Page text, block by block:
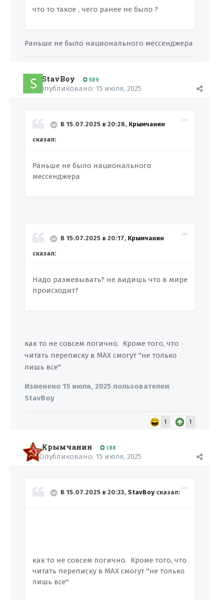
что то такое , чего ранее не было ?
Раньше не было национального мессенджера
StavBoy 589
Опубликовано: 15 июля, 2025
В 15.07.2025 в 20:28, Крымчанин
сказал:
Раньше не было национального
мессенджера
В 15.07.2025 в 20:17, Крымчанин
сказал:
Надо разжевывать? не видишь что в мире
происходит?
как то не совсем логично. Кроме того, что
читать переписку в MAX смогут "не только
лишь все"
Изменено 15 июля, 2025 пользователем
StavBoy
1 1
Крымчанин 188
Опубликовано: 15 июля, 2025
В 15.07.2025 в 20:33, StavBoy сказал:
как то не совсем логично. Кроме того, что
читать переписку в MAX смогут "не только
лишь все"